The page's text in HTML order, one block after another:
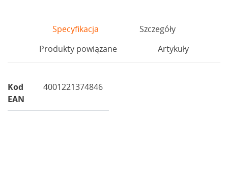
Specyfikacja
Szczegóły
Produkty powiązane
Artykuły
Kod
EAN
4001221374846